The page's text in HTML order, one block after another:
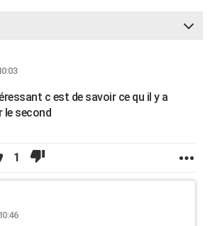
c est de savoir ce qu il y a
le second
1